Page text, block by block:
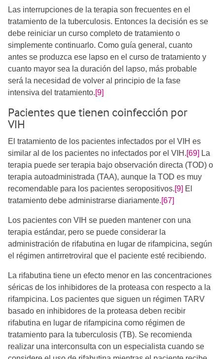
Las interrupciones de la terapia son frecuentes en el
tratamiento de la tuberculosis. Entonces la decisión es se
debe reiniciar un curso completo de tratamiento o
simplemente continuarlo. Como guía general, cuanto
antes se produzca ese lapso en el curso de tratamiento y
cuanto mayor sea la duración del lapso, más probable
será la necesidad de volver al principio de la fase
intensiva del tratamiento.[9]
Pacientes que tienen coinfección por
VIH
El tratamiento de los pacientes infectados por el VIH es
similar al de los pacientes no infectados por el VIH.[69] La
terapia puede ser terapia bajo observación directa (TOD) o
terapia autoadministrada (TAA), aunque la TOD es muy
recomendable para los pacientes seropositivos.[9] El
tratamiento debe administrarse diariamente.[67]
Los pacientes con VIH se pueden mantener con una
terapia estándar, pero se puede considerar la
administración de rifabutina en lugar de rifampicina, según
el régimen antirretroviral que el paciente esté recibiendo.
La rifabutina tiene un efecto menor en las concentraciones
séricas de los inhibidores de la proteasa con respecto a la
rifampicina. Los pacientes que siguen un régimen TARV
basado en inhibidores de la proteasa deben recibir
rifabutina en lugar de rifampicina como régimen de
tratamiento para la tuberculosis (TB). Se recomienda
realizar una interconsulta con un especialista cuando se